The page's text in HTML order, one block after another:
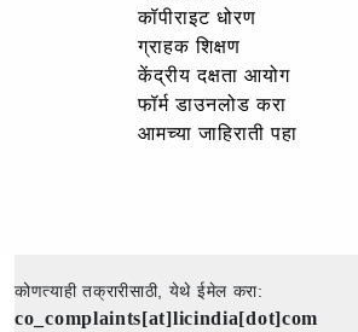
कॉपीराइट धोरण
ग्राहक शिक्षण
केंद्रीय दक्षता आयोग
फॉर्म डाउनलोड करा
आमच्या जाहिराती पहा
कोणत्याही तक्रारीसाठी, येथे ईमेल करा:
co_complaints[at]licindia[dot]com